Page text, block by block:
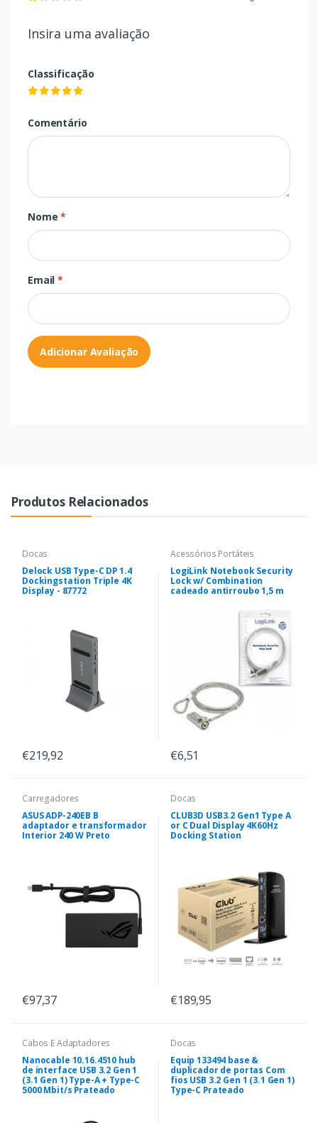
Insira uma avaliação
Classificação
Comentário
Nome*
Email*
Adicionar Avaliação
Produtos Relacionados
Docas
Delock USB Type-C DP 1.4
Dockingstation Triple 4K
Display - 87772
€219,92
Acessórios Portáteis
LogiLink Notebook Security
Lock w/ Combination
cadeado antirroubo 1,5 m
€6,51
Carregadores
ASUS ADP-240EB B
adaptador e transformador
Interior 240 W Preto
€97,37
Docas
CLUB3D USB3.2 Gen1 Type A
or C Dual Display 4K60Hz
Docking Station
€189,95
Cabos E Adaptadores
Nanocable 10.16.4510 hub
de interface USB 3.2 Gen 1
(3.1 Gen 1) Type-A + Type-C
5000 Mbit/s Prateado
Docas
Equip 133494 base &
duplicador de portas Com
fios USB 3.2 Gen 1 (3.1 Gen 1)
Type-C Prateado